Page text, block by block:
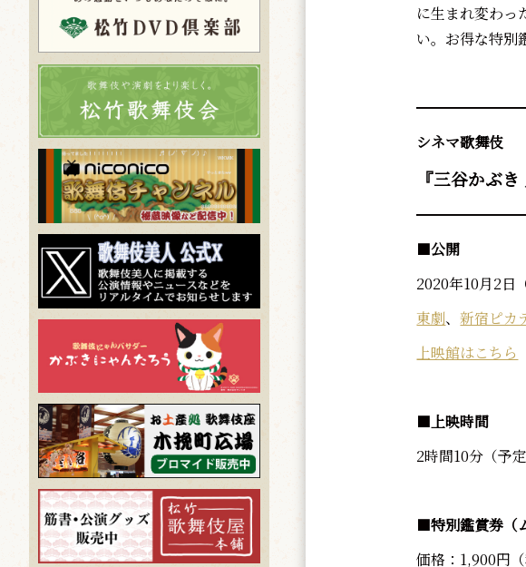
に生まれ変わっ
い。お得な特別
シネマ歌舞伎
『三谷かぶ
■公開
2020年10月2日
東劇、新宿ピカ
上映館はこちら
■上映時間
2時間10分（予定
■特別鑑賞券（
価格：1,900円（